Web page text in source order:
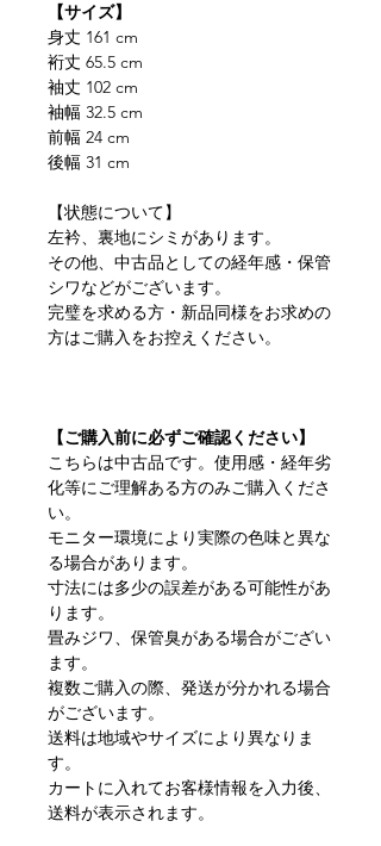
【サイズ】
身丈 161 cm
裄丈 65.5 cm
袖丈 102 cm
袖幅 32.5 cm
前幅 24 cm
後幅 31 cm
【状態について】
左衿、裏地にシミがあります。
その他、中古品としての経年感・保管
シワなどがございます。
完璧を求める方・新品同様をお求めの
方はご購入をお控えください。
【ご購入前に必ずご確認ください】
こちらは中古品です。使用感・経年劣
化等にご理解ある方のみご購入くださ
い。
モニター環境により実際の色味と異な
る場合があります。
寸法には多少の誤差がある可能性があ
ります。
畳みジワ、保管臭がある場合がござい
ます。
複数ご購入の際、発送が分かれる場合
がございます。
送料は地域やサイズにより異なりま
す。
カートに入れてお客様情報を入力後、
送料が表示されます。